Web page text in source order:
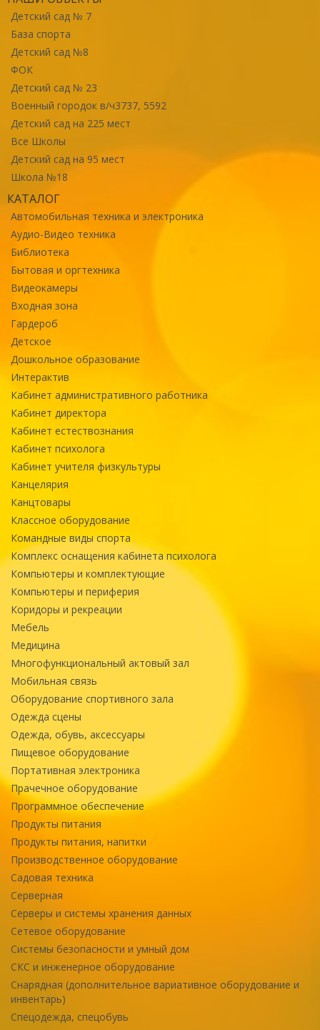
Детский сад № 7
База спорта
Детский сад №8
ФОК
Детский сад № 23
Военный городок в/ч3737, 5592
Детский сад на 225 мест
Все Школы
Детский сад на 95 мест
Школа №18
КАТАЛОГ
Автомобильная техника и электроника
Аудио-Видео техника
Библиотека
Бытовая и оргтехника
Видеокамеры
Входная зона
Гардероб
Детское
Дошкольное образование
Интерактив
Кабинет административного работника
Кабинет директора
Кабинет естествознания
Кабинет психолога
Кабинет учителя физкультуры
Канцелярия
Канцтовары
Классное оборудование
Командные виды спорта
Комплекс оснащения кабинета психолога
Компьютеры и комплектующие
Компьютеры и периферия
Коридоры и рекреации
Мебель
Медицина
Многофункциональный актовый зал
Мобильная связь
Оборудование спортивного зала
Одежда сцены
Одежда, обувь, аксессуары
Пищевое оборудование
Портативная электроника
Прачечное оборудование
Программное обеспечение
Продукты питания
Продукты питания, напитки
Производственное оборудование
Садовая техника
Серверная
Серверы и системы хранения данных
Сетевое оборудование
Системы безопасности и умный дом
СКС и инженерное оборудование
Снарядная (дополнительное вариативное оборудование и
инвентарь)
Спецодежда, спецобувь